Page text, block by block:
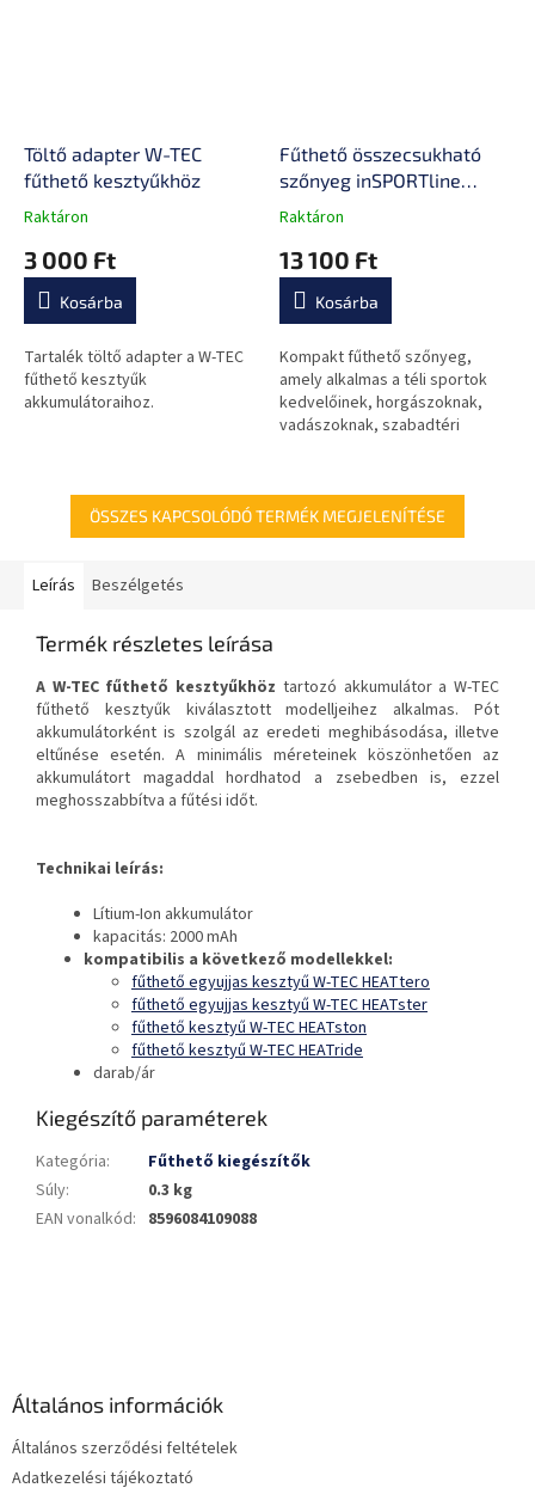
Töltő adapter W-TEC
fűthető kesztyűkhöz
A
átlagos
értékelése
0,0
csillag.
Raktáron
3 000 Ft
Kosárba
Tartalék töltő adapter a W-TEC
fűthető kesztyűk
akkumulátoraihoz.
Fűthető összecsukható
szőnyeg inSPORTline
Triesterben
A
átlagos
értékelése
0,0
csillag.
Raktáron
13 100 Ft
Kosárba
Kompakt fűthető szőnyeg,
amely alkalmas a téli sportok
kedvelőinek, horgászoknak,
vadászoknak, szabadtéri
Emellett...
ÖSSZES KAPCSOLÓDÓ TERMÉK MEGJELENÍTÉSE
Leírás Beszélgetés
Termék részletes leírása
A W-TEC fűthető kesztyűkhöz tartozó akkumulátor a W-TEC
fűthető kesztyűk kiválasztott modelljeihez alkalmas. Pót
akkumulátorként is szolgál az eredeti meghibásodása, illetve
eltűnése esetén. A minimális méreteinek köszönhetően az
akkumulátort magaddal hordhatod a zsebedben is, ezzel
meghosszabbítva a fűtési időt.
Technikai leírás:
Lítium-Ion akkumulátor
kapacitás: 2000 mAh
kompatibilis a következő modellekkel:
fűthető egyujjas kesztyű W-TEC HEATtero
fűthető egyujjas kesztyű W-TEC HEATster
fűthető kesztyű W-TEC HEATston
fűthető kesztyű W-TEC HEATride
darab/ár
Kiegészítő paraméterek
Kategória:
Fűthető kiegészítők
Súly:
0.3 kg
EAN vonalkód: 8596084109088
Általános információk
Általános szerződési feltételek
Adatkezelési tájékoztató